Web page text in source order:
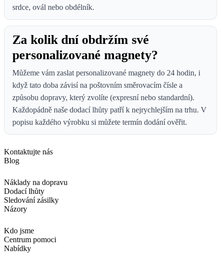
srdce, ovál nebo obdélník.
Za kolik dní obdržím své
personalizované magnety?
Můžeme vám zaslat personalizované magnety do 24 hodin, i
když tato doba závisí na poštovním směrovacím čísle a
způsobu dopravy, který zvolíte (expresní nebo standardní).
Každopádně naše dodací lhůty patří k nejrychlejším na trhu. V
popisu každého výrobku si můžete termín dodání ověřit.
Kontaktujte nás
Blog
Náklady na dopravu
Dodací lhůty
Sledování zásilky
Názory
Kdo jsme
Centrum pomoci
Nabídky